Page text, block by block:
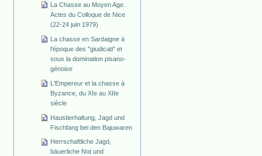
La Chasse au Moyen Age.
Actes du Colloque de Nice
(22-24 juin 1979)
La chasse en Sardaigne à
l'époque des "giudicati" et
sous la domination pisano-
génoise
L'Empereur et la chasse à
Byzance, du XIe au XIIe
siècle
Haustierhaltung, Jagd und
Fischfang bei den Bajuwaren
Herrschaftliche Jagd,
bäuerliche Not und